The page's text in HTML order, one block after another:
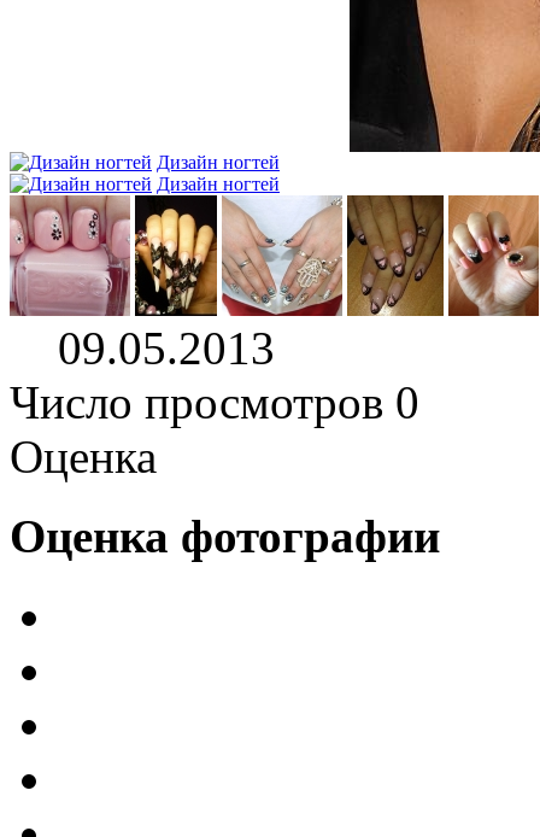
Дизайн ногтей
Дизайн ногтей
09.05.2013
Число просмотров 0
Оценка
Оценка фотографии